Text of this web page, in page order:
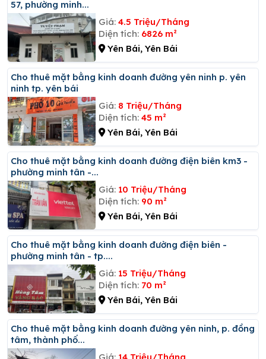
57, phường minh...
Giá: 4.5 Triệu/Tháng
Diện tích: 6826 m²
Yên Bái, Yên Bái
Cho thuê mặt bằng kinh doanh đường yên ninh p. yên
ninh tp. yên bái
Giá: 8 Triệu/Tháng
Diện tích: 45 m²
Yên Bái, Yên Bái
Cho thuê mặt bằng kinh doanh đường điện biên km3 -
phường minh tân -...
Giá: 10 Triệu/Tháng
Diện tích: 90 m²
Yên Bái, Yên Bái
Cho thuê mặt bằng kinh doanh đường điện biên -
phường minh tân - tp....
Giá: 15 Triệu/Tháng
Diện tích: 70 m²
Yên Bái, Yên Bái
Cho thuê mặt bằng kinh doanh đường yên ninh, p. đồng
tâm, thành phố...